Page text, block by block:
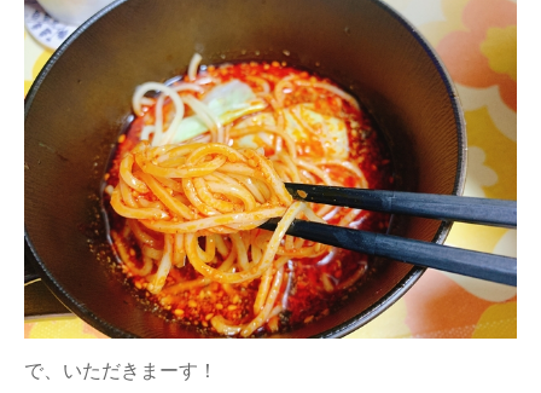
で、いただきまーす！